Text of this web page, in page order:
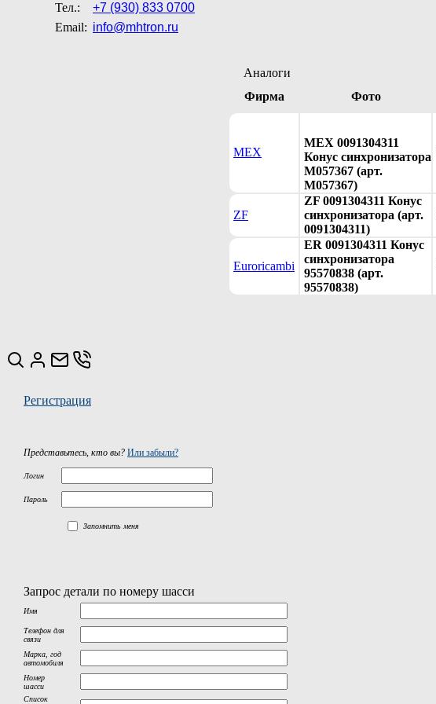
Тел.:
+7 (930) 833 0700
Email: info@mhtron.ru
Аналоги
Фирма
Фото
MEX
MEX 0091304311
Конус синхронизатора
M057367 (арт.
M057367)
ZF
ZF 0091304311 Конус
синхронизатора (арт.
0091304311)
Euroricambi
ER 0091304311 Конус
синхронизатора
95570838 (арт.
95570838)
Регистрация
Представьтесь, кто вы? Или забыли?
Логин
Пароль
Запомнить меня
Запрос детали по номеру шасси
Имя
Телефон для
связи
Марка, год
автомобиля
Номер
шасси
Список